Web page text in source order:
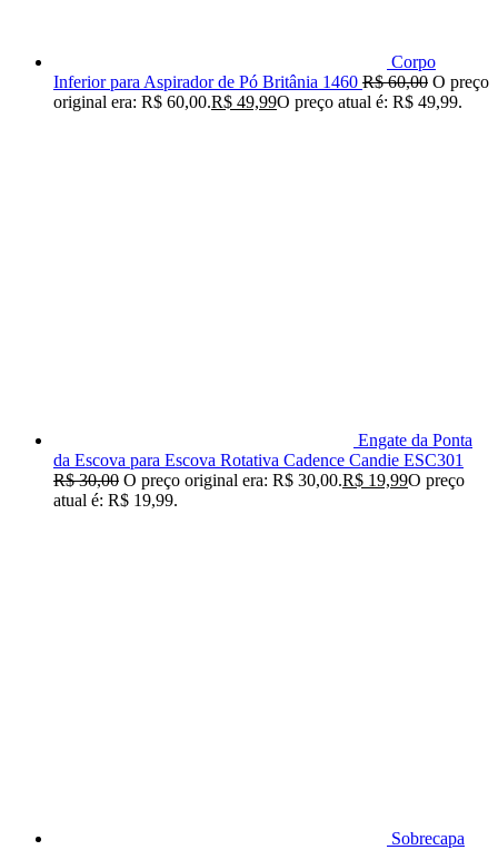
Corpo
Inferior para Aspirador de Pó Britânia 1460 R$60,00 O preço
original era: R$ 60,00.R$ 49,99O preço atual é: R$ 49,99.
Engate da Ponta
da Escova para Escova Rotativa Cadence Candie ESC301
R$30,00 O preço original era: R$ 30,00.R$ 19,99O preço
atual é: R$ 19,99.
Sobrecapa